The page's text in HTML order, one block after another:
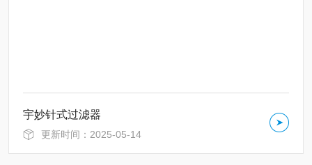
宇妙针式过滤器
更新时间：2025-05-14